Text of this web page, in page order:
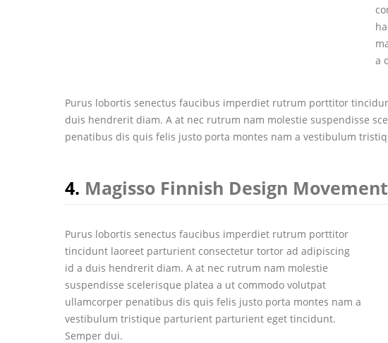
a
Purus lobortis senectus faucibus imperdiet rutrum porttitor
duis hendrerit diam. A at nec rutrum nam molestie suspendisse
penatibus dis quis felis justo porta montes nam a vestibulum
4. Magisso Finnish Design Movement
Purus lobortis senectus faucibus imperdiet rutrum porttitor
tincidunt laoreet parturient consectetur tortor ad adipiscing
id a duis hendrerit diam. A at nec rutrum nam molestie
suspendisse scelerisque platea a ut commodo volutpat
ullamcorper penatibus dis quis felis justo porta montes nam a
vestibulum tristique parturient parturient eget tincidunt.
Semper dui.